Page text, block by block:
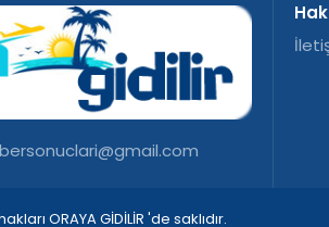
ORAYA GİDİLİR 'de saklıdır.